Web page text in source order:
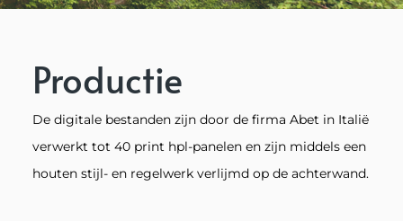
Productie
De digitale bestanden zijn door de firma Abet in Italië
verwerkt tot 40 print hpl-panelen en zijn middels een
houten stijl- en regelwerk verlijmd op de achterwand.